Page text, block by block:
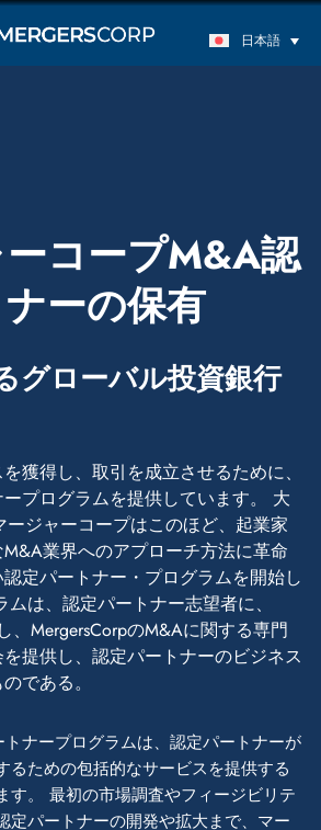
日本語
コープM&A認
ーの保有
グローバル投資銀行
獲得し、取引を成立させるために、
プログラムを提供しています。 大
ジャーコープはこのほど、起業家
業界へのアプローチ方法に革命
定パートナー・プログラムを開始し
は、認定パートナー志望者に、
、MergersCorpのM&Aに関する専門
提供し、認定パートナーのビジネス
である。
ナープログラムは、認定パートナーが
るための包括的なサービスを提供する
す。 最初の市場調査やフィージビリテ
定パートナーの開発や拡大まで、マー